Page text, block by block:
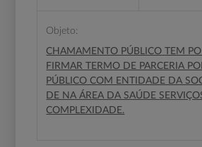
Objeto:
CHAMAMENTO PÚBLICO TEM
FIRMAR TERMO DE PARCERIA
PÚBLICO COM ENTIDADE DA
DE NA ÁREA DA SAÚDE
COMPLEXIDADE.